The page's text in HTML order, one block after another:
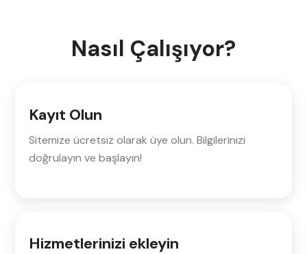
Nasıl Çalışıyor?
Kayıt Olun
Sitemize ücretsiz olarak üye olun. Bilgilerinizi
doğrulayın ve başlayın!
Hizmetlerinizi ekleyin